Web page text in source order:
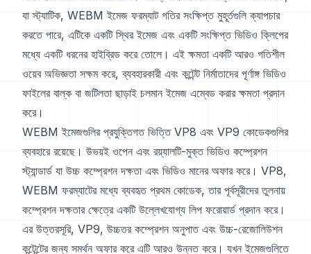
যা স্ট্যাটিক, WEBM ইমেজ ফরম্যাট গতির সংক্ষিপ্ত মুহূর্তগুলি ক্যাপচার
করতে পারে, এটিকে একটি স্থির ইমেজ এবং একটি সংক্ষিপ্ত ভিডিও ক্লিপের
মধ্যে একটি ধরনের হাইব্রিড করে তোলে। এই ক্ষমতা একটি আরও গতিশীল
ওয়েব অভিজ্ঞতা সক্ষম করে, ব্যবহারকারী এবং কন্টেন্ট নির্মাতাদের পূর্ণাঙ্গ ভিডিও
ফাইলের বাল্ক বা জটিলতা ছাড়াই চলমান ইমেজ এম্বেড করার ক্ষমতা প্রদান
করে।
WEBM ইমেজগুলির প্রযুক্তিগত ভিত্তি VP8 এবং VP9 কোডেকগুলির
ব্যবহারে রয়েছে। উভয়ই ওপেন এবং রয়্যালটি-মুক্ত ভিডিও কম্প্রেশন
স্ট্যান্ডার্ড যা উচ্চ কম্প্রেশন দক্ষতা এবং ভিডিও মানের অফার করে। VP8,
WEBM ফরম্যাটের মধ্যে ব্যবহৃত প্রথম কোডেক, তার পূর্বসূরীদের তুলনায়
কম্প্রেশন দক্ষতার ক্ষেত্রে একটি উল্লেখযোগ্য লিপ ফরোয়ার্ড প্রদান করে।
এর উত্তরসূরি, VP9, উচ্চতর কম্প্রেশন অনুপাত এবং উচ্চ-রেজোলিউশন
কন্টেন্টের জন্য সমর্থন অফার করে এটি আরও উন্নত করে। যখন ইমেজগুলিতে